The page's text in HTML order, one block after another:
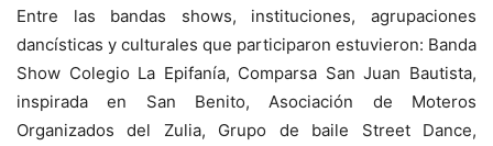
Entre las bandas shows, instituciones, agrupaciones
dancísticas y culturales que participaron estuvieron: Banda
Show Colegio La Epifanía, Comparsa San Juan Bautista,
inspirada en San Benito, Asociación de Moteros
Organizados del Zulia, Grupo de baile Street Dance,